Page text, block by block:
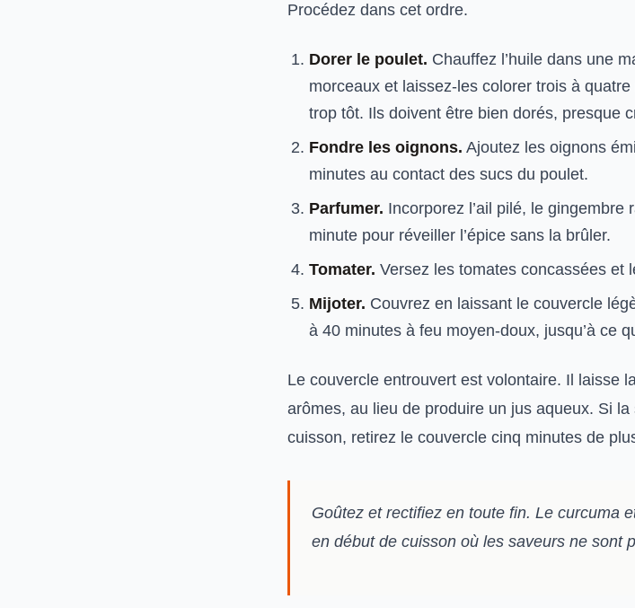
Procédez dans cet ordre.
Dorer le poulet. Chauffez l’huile dans une
morceaux et laissez-les colorer trois à
trop tôt. Ils doivent être bien dorés, presque
Fondre les oignons. Ajoutez les oignons
minutes au contact des sucs du poulet.
Parfumer. Incorporez l’ail pilé, le
minute pour réveiller l’épice sans la brûler.
Tomater. Versez les tomates concassées et
Mijoter. Couvrez en laissant le couvercle
à 40 minutes à feu moyen-doux, jusqu’à ce
Le couvercle entrouvert est volontaire. Il laisse
arômes, au lieu de produire un jus aqueux. Si
cuisson, retirez le couvercle cinq minutes de
Goûtez et rectifiez en toute fin. Le curcuma
en début de cuisson où les saveurs ne sont